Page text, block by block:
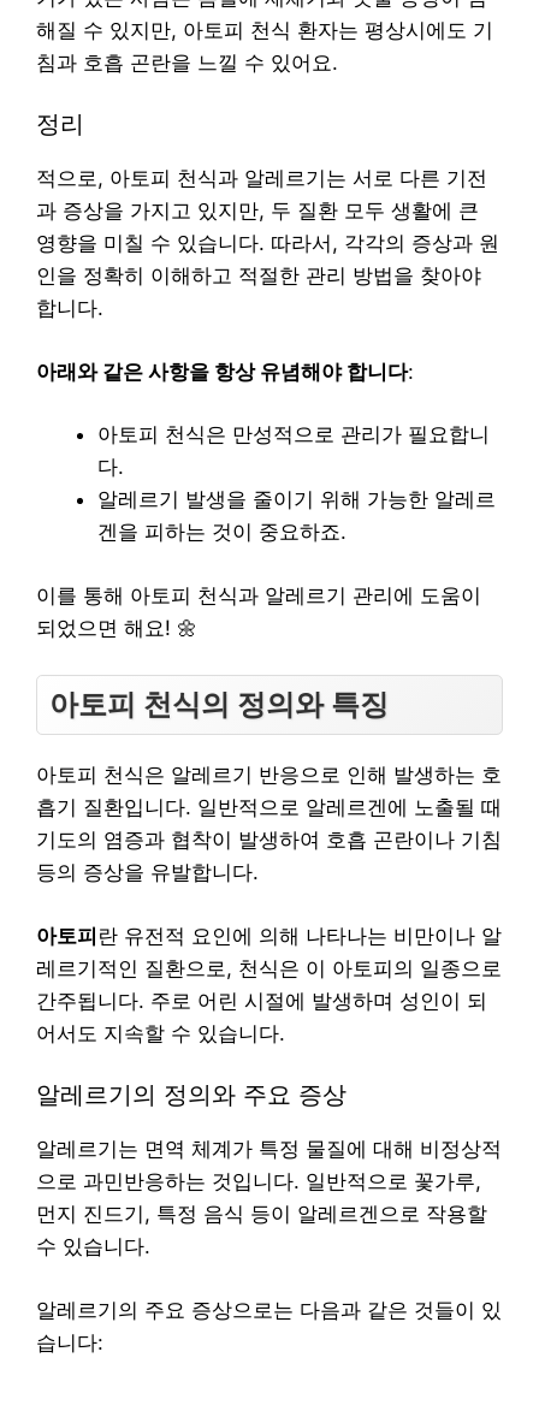
해질 수 있지만, 아토피 천식 환자는 평상시에도 기
침과 호흡 곤란을 느낄 수 있어요.
정리
적으로, 아토피 천식과 알레르기는 서로 다른 기전
과 증상을 가지고 있지만, 두 질환 모두 생활에 큰
영향을 미칠 수 있습니다. 따라서, 각각의 증상과 원
인을 정확히 이해하고 적절한 관리 방법을 찾아야
합니다.
아래와 같은 사항을 항상 유념해야 합니다:
아토피 천식은 만성적으로 관리가 필요합니
다.
알레르기 발생을 줄이기 위해 가능한 알레르
겐을 피하는 것이 중요하죠.
이를 통해 아토피 천식과 알레르기 관리에 도움이
되었으면 해요! 🌼
아토피 천식의 정의와 특징
아토피 천식은 알레르기 반응으로 인해 발생하는 호
흡기 질환입니다. 일반적으로 알레르겐에 노출될 때
기도의 염증과 협착이 발생하여 호흡 곤란이나 기침
등의 증상을 유발합니다.
아토피 란 유전적 요인에 의해 나타나는 비만이나 알
레르기적인 질환으로, 천식은 이 아토피의 일종으로
간주됩니다. 주로 어린 시절에 발생하며 성인이 되
어서도 지속할 수 있습니다.
알레르기의 정의와 주요 증상
알레르기는 면역 체계가 특정 물질에 대해 비정상적
으로 과민반응하는 것입니다. 일반적으로 꽃가루,
먼지 진드기, 특정 음식 등이 알레르겐으로 작용할
수 있습니다.
알레르기의 주요 증상으로는 다음과 같은 것들이 있
습니다: